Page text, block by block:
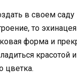
в своем
то
форма и
красотой
цветка.